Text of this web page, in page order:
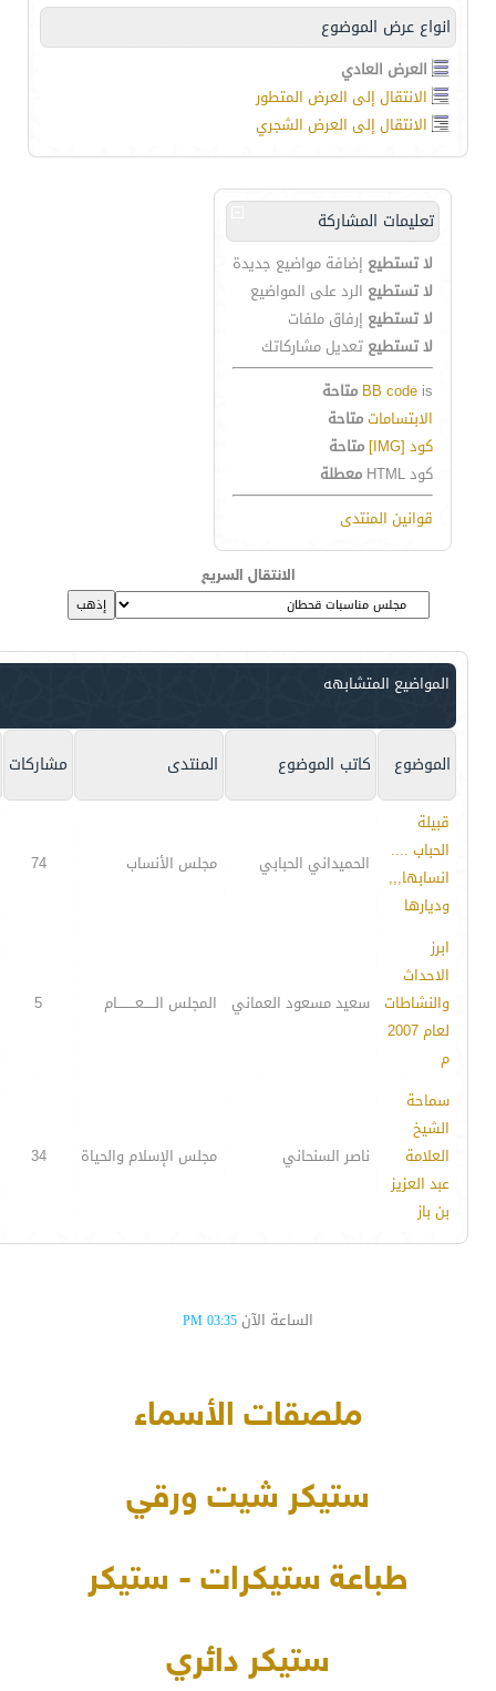
انواع عرض الموضوع
العرض العادي
الانتقال إلى العرض المتطور
الانتقال إلى العرض الشجري
تعليمات المشاركة
لا تستطيع إضافة مواضيع جديدة
لا تستطيع الرد على المواضيع
لا تستطيع إرفاق ملفات
لا تستطيع تعديل مشاركاتك
BB code is
متاحة
الابتساماتمتاحة
كود [IMG]
متاحة
كود HTML
معطلة
قوانين المنتدى
الانتقال السريع
المواضيع المتشابهه
الموضوع كاتب الموضوع المنتدى مشاركات
قبيلة
الحباب ....
انسابها,,,
وديارها
الحميداني الحبابي مجلس الأنساب 74
ابرز
الاحداث
والنشاطات
لعام 2007
م
سعيد مسعود العماني المجلس الـــــعــــــــام 5
سماحة
الشيخ
العلامة
عبد العزيز
بن باز
ناصر السنحاني مجلس الإسلام والحياة 34
الساعة الآن 03:35 PM
ملصقات الأسماء
ستيكر شيت ورقي
طباعة ستيكرات - ستيكر
ستيكر دائري